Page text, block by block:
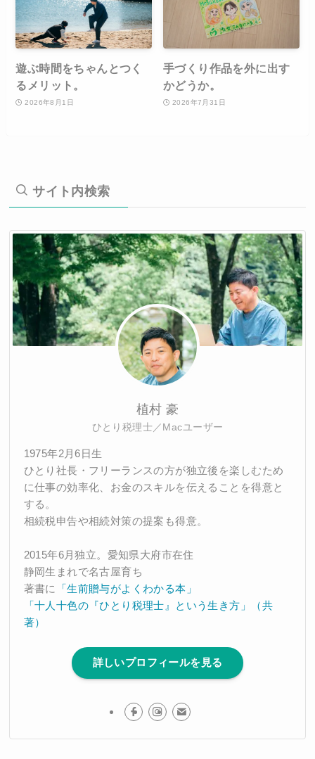
遊ぶ時間をちゃんとつく
るメリット。
2026年8月1日
手づくり作品を外に出す
かどうか。
2026年7月31日
サイト内検索
植村 豪
ひとり税理士／Macユーザー
1975年2月6日生
ひとり社長・フリーランスの方が独立後を楽しむため
に仕事の効率化、お金のスキルを伝えることを得意と
する。
相続税申告や相続対策の提案も得意。
2015年6月独立。愛知県大府市在住
静岡生まれで名古屋育ち
著書に
「生前贈与がよくわかる本」
「十人十色の『ひとり税理士』という生き方」（共
著）
詳しいプロフィールを見る